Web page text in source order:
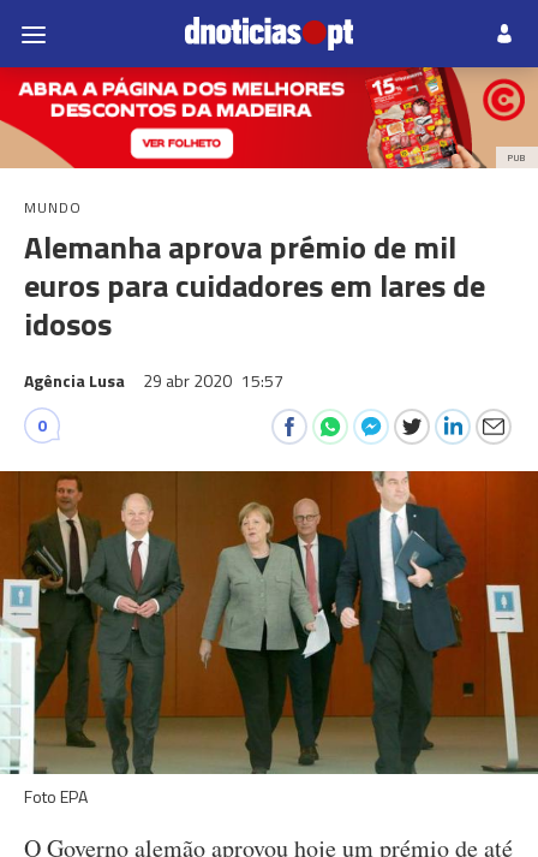
PUB
MUNDO
Alemanha aprova prémio de mil
euros para cuidadores em lares de
idosos
Agência Lusa 29 abr 2020 15:57
0
Foto EPA
O Governo alemão aprovou hoje um prémio de até